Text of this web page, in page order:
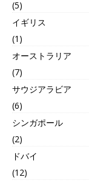
(5)
イギリス
(1)
オーストラリア
(7)
サウジアラビア
(6)
シンガポール
(2)
ドバイ
(12)